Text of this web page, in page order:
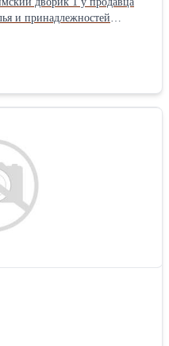
и принадлежностей
Тип ткани: Перкаль
Унисекс
2 нав. упаковка: Книжка
ткани: 110 гр/м Тип
Застежка на